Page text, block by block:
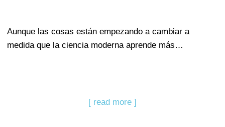
Aunque las cosas están empezando a cambiar a
medida que la ciencia moderna aprende más…
[ read more ]